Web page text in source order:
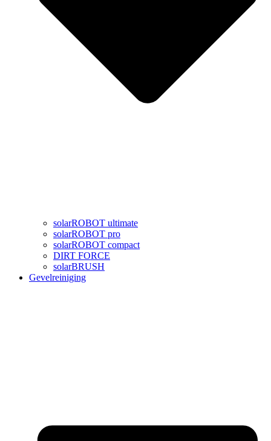
solarROBOT ultimate
solarROBOT pro
solarROBOT compact
DIRT FORCE
solarBRUSH
Gevelreiniging